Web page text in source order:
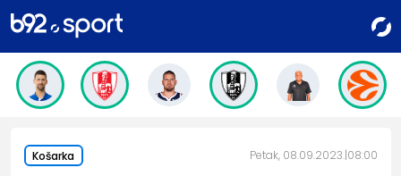
Košarka Petak, 08.09.2023. 08:00